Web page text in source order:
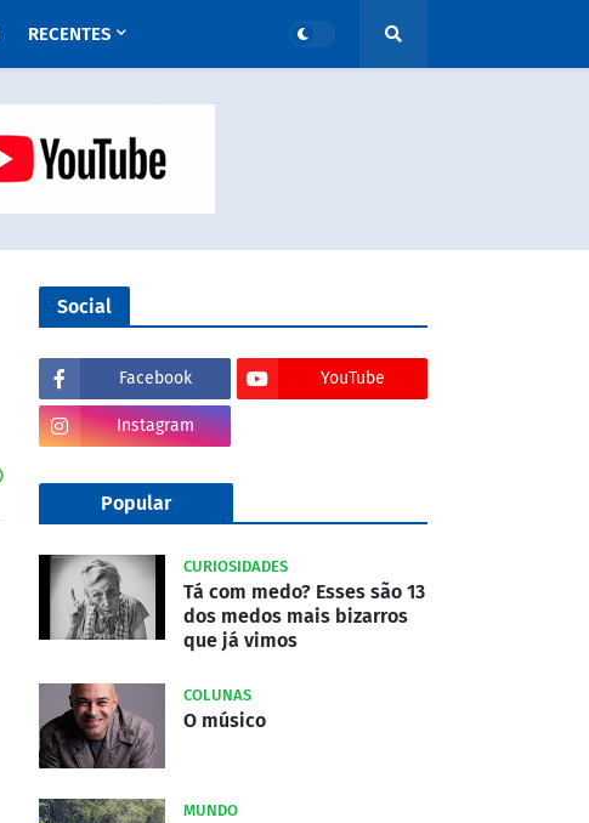
RECENTES
Social
Facebook YouTube
Instagram
Popular
CURIOSIDADES
Tá com medo? Esses são 13
dos medos mais bizarros
que já vimos
COLUNAS
O músico
MUNDO